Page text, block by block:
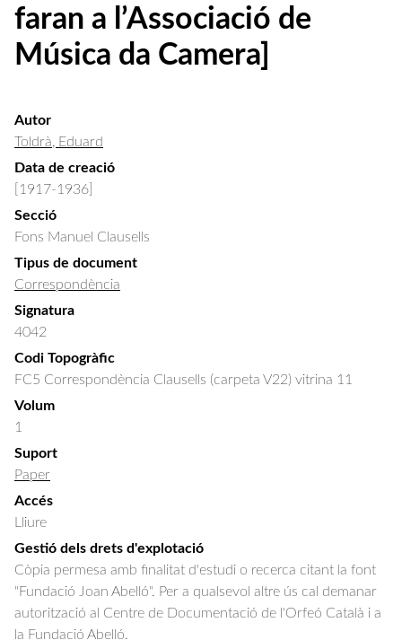
faran a l’Associació de
Música da Camera]
Autor
Toldrà, Eduard
Data de creació
[1917-1936]
Secció
Fons Manuel Clausells
Tipus de document
Correspondència
Signatura
4042
Codi Topogràfic
FC5 Correspondència Clausells (carpeta V22) vitrina 11
Volum
1
Suport
Paper
Accés
Lliure
Gestió dels drets d'explotació
Còpia permesa amb finalitat d'estudi o recerca citant la font
"Fundació Joan Abelló". Per a qualsevol altre ús cal demanar
autorització al Centre de Documentació de l'Orfeó Català i a
la Fundació Abelló.